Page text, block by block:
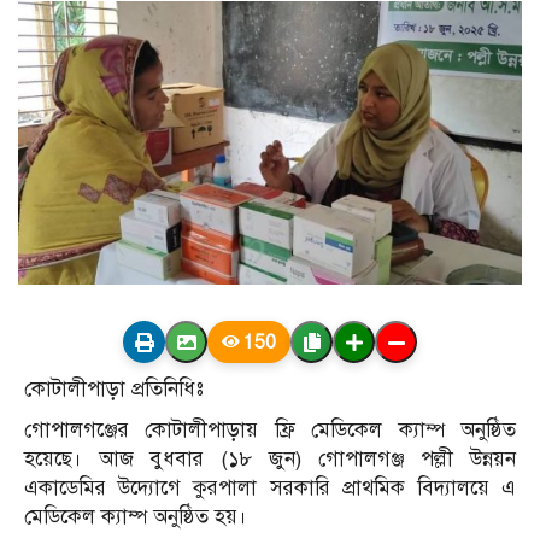
150
কোটালীপাড়া প্রতিনিধিঃ
গোপালগঞ্জের কোটালীপাড়ায় ফ্রি মেডিকেল ক্যাম্প অনুষ্ঠিত
হয়েছে। আজ বুধবার (১৮ জুন) গোপালগঞ্জ পল্লী উন্নয়ন
একাডেমির উদ্যোগে কুরপালা সরকারি প্রাথমিক বিদ্যালয়ে এ
মেডিকেল ক্যাম্প অনুষ্ঠিত হয়।